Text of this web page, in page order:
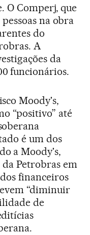
O Comperj, que
na obra
do
A
da
funcionários.
Moody's,
“positivo” até
é um dos
a Moody's,
Petrobras em
financeiros
“diminuir
de